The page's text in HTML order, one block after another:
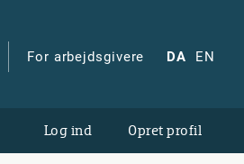
For arbejdsgivere DA EN
Log ind Opret profil